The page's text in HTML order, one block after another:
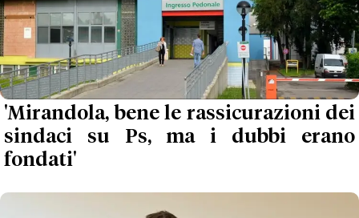
'Mirandola, bene le rassicurazioni dei
sindaci su Ps, ma i dubbi erano
fondati'